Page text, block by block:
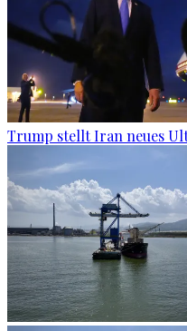
Trump stellt Iran neues